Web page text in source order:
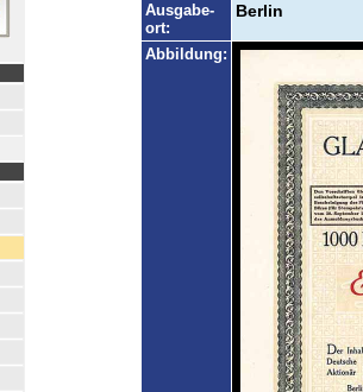
Ausgabe-
ort:
Berlin
Abbildung: